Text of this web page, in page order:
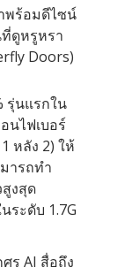
พร้อมดีไซน์
ดูหรูหรา
Doors)
รุ่นแรกใน
นไฟเบอร์
หลัง 2) ให้
ารถทำ
สูงสุด
ระดับ 1.7G
ร AI สื่อถึง